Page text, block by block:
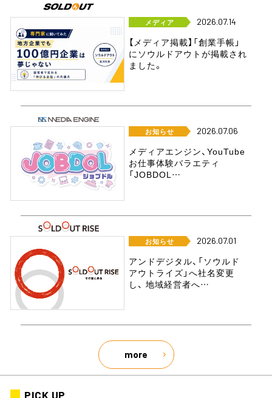
メディア 2026.07.14
【メディア掲載】「創業手帳」
にソウルドアウトが掲載され
ました。
お知らせ 2026.07.06
メディアエンジン、YouTube
お仕事体験バラエティ
「JOBDOL…
お知らせ 2026.07.01
アンドデジタル、「ソウルド
アウトライズ」へ社名変更
し、 地域経営者へ…
more
PICK UP